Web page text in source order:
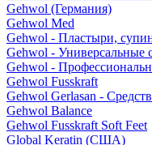
Gehwol (Германия)
Gehwol Med
Gehwol - Пластыри,
Gehwol - Универсальные
Gehwol -
Gehwol Fusskraft
Gehwol Gerlasan -
Gehwol Balance
Gehwol Fusskraft Soft Feet
Global Keratin (США)